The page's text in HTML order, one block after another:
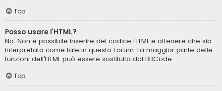
Top
Posso usare l’HTML?
No. Non è possibile inserire del codice HTML e ottenere che sia
interpretato come tale in questo Forum. La maggior parte delle
funzioni dell’HTML può essere sostituita dal BBCode.
Top